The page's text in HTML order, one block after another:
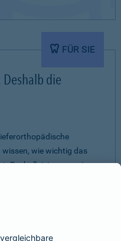
FÜR SIE
die
wie wichtig das
Deshalb ist es uns ein
individuelles
unserer
uns wichtig, für jeden